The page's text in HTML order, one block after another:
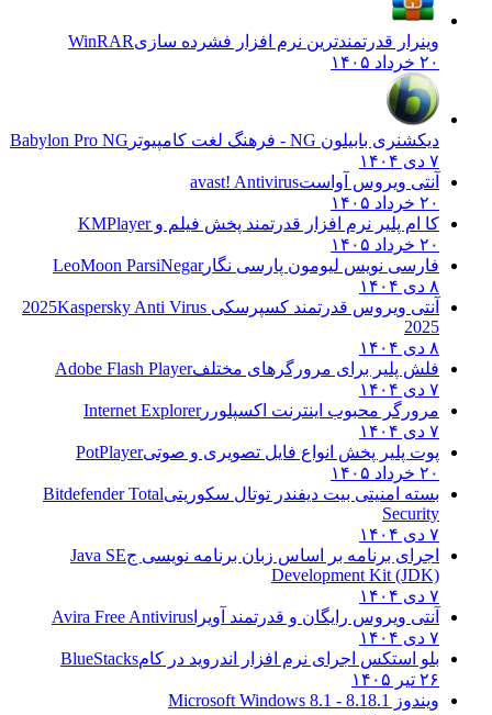
وینرار قدرتمندترین نرم افزار فشرده سازیWinRAR
۲۰ خرداد ۱۴۰۵
دیکشنری بابیلون NG - فرهنگ لغت کامپیوتر
Babylon Pro NG
۷ دی ۱۴۰۴
آنتی ویروس آواستavast! Antivirus
۲۰ خرداد ۱۴۰۵
کا ام پلیر نرم افزار قدرتمند پخش فیلم وKMPlayer
۲۰ خرداد ۱۴۰۵
فارسی نویس لیومون پارسی نگارLeoMoon ParsiNegar
۸ دی ۱۴۰۴
آنتی ویروس قدرتمند کسپرسکی 2025 Kaspersky Anti Virus
2025
۸ دی ۱۴۰۴
فلش پلیر برای مرورگرهای مختلفAdobe Flash Player
۷ دی ۱۴۰۴
مرورگر محبوب اینترنت اکسپلوررInternet Explorer
۷ دی ۱۴۰۴
پوت پلیر پخش انواع فایل تصویری و صوتیPotPlayer
۲۰ خرداد ۱۴۰۵
بسته امنیتی بیت دیفندر توتال سکوریتیBitdefender Total
Security
۷ دی ۱۴۰۴
اجرای برنامه بر اساس زبان برنامه نویسی جJava SE
Development Kit (JDK)
۷ دی ۱۴۰۴
آنتی ویروس رایگان و قدرتمند آویرا Avira Free Antivirus
۷ دی ۱۴۰۴
بلو استکس اجرای نرم افزار اندروید در کامBlueStacks
۲۶ تیر ۱۴۰۵
ویندوز 8.1
8.1 - Microsoft Windows 8.1